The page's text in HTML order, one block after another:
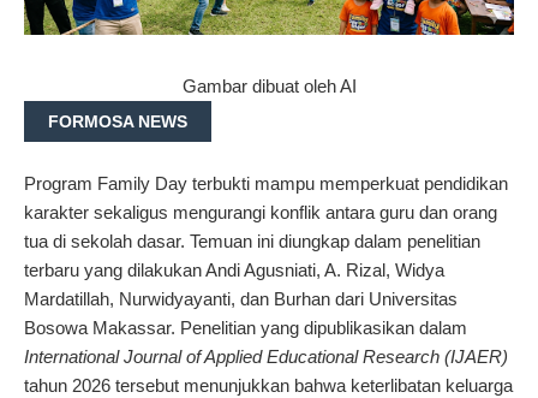
Gambar dibuat oleh AI
FORMOSA NEWS
Program Family Day terbukti mampu memperkuat pendidikan
karakter sekaligus mengurangi konflik antara guru dan orang
tua di sekolah dasar. Temuan ini diungkap dalam penelitian
terbaru yang dilakukan Andi Agusniati, A. Rizal, Widya
Mardatillah, Nurwidyayanti, dan Burhan dari Universitas
Bosowa Makassar. Penelitian yang dipublikasikan dalam
International Journal of Applied Educational Research (IJAER)
tahun 2026 tersebut menunjukkan bahwa keterlibatan keluarga